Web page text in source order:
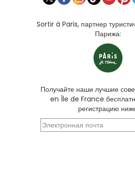
Sortir à Paris, партнер
Парижа:
Получайте наши лучшие
en Île de France
регистрацию